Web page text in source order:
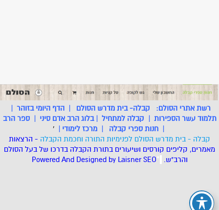
רשת אתרי הסולם: קבלה- בית מדרש הסולם |הדף היומי בזוהר |
תלמוד עשר הספירות | קבלה למתחיל |בלוג הרב אדם סיני |ספר הרב
| חנות ספרי קבלה | מרכז לימודי |
'
קבלה - בית מדרש הסולם לפנימיות התורה וחכמת הקבלה - הרצאות
מאמרים, קליפים קורסים ושיעורים בתורת הקבלה בדרכו של בעל הסולם
והרב"ש.
*
Powered And Designed by LaisnerSEO